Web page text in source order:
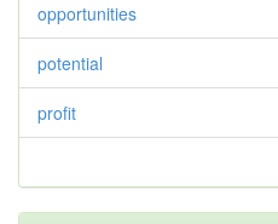
opportunities
potential
profit